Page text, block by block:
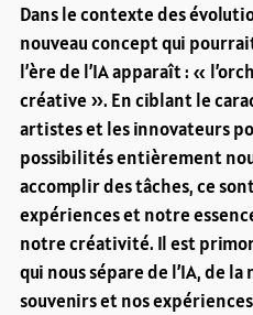
Dans le contexte des
nouveau concept qui
l’ère de l’IA apparaît : «
créative ». En ciblant le
artistes et les innovateurs
possibilités entièrement
accomplir des tâches, ce
expériences et notre
notre créativité. Il est
qui nous sépare de l’IA, de
souvenirs et nos